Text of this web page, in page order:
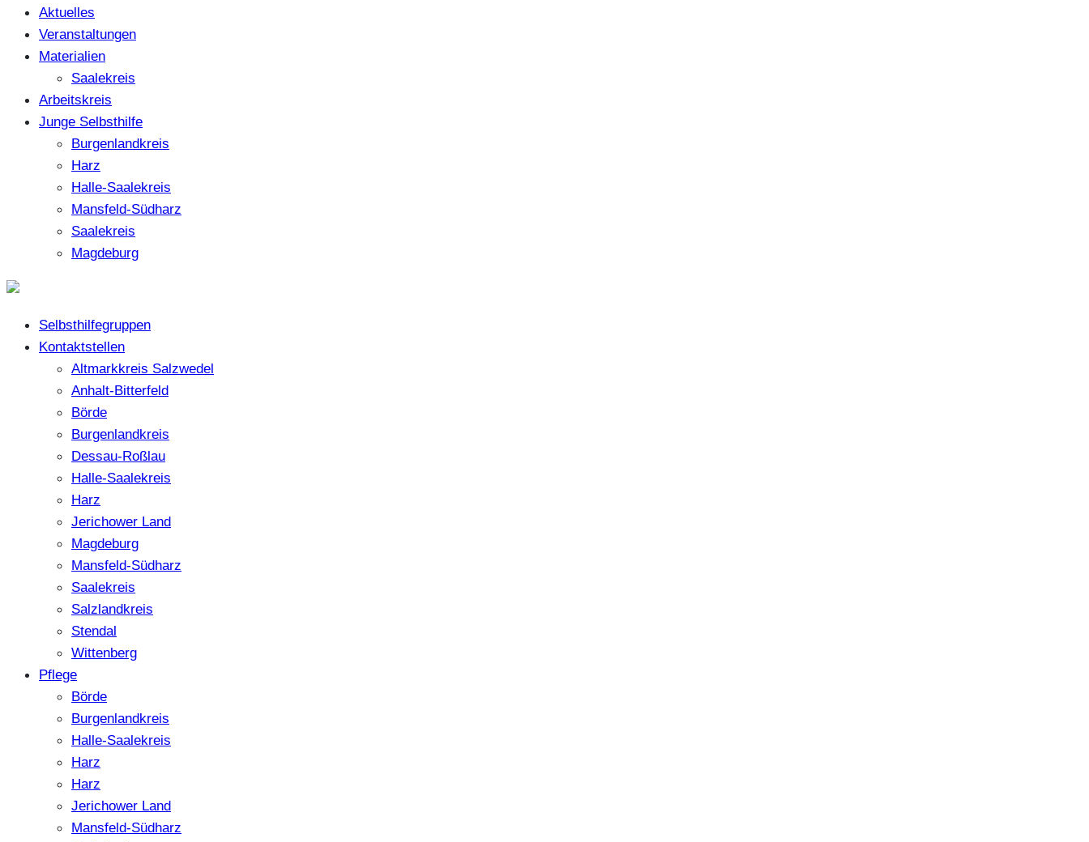
Aktuelles
Veranstaltungen
Materialien
Saalekreis
Arbeitskreis
Junge Selbsthilfe
Burgenlandkreis
Harz
Halle-Saalekreis
Mansfeld-Südharz
Saalekreis
Magdeburg
Selbsthilfegruppen
Kontaktstellen
Altmarkkreis Salzwedel
Anhalt-Bitterfeld
Börde
Burgenlandkreis
Dessau-Roßlau
Halle-Saalekreis
Harz
Jerichower Land
Magdeburg
Mansfeld-Südharz
Saalekreis
Salzlandkreis
Stendal
Wittenberg
Pflege
Börde
Burgenlandkreis
Halle-Saalekreis
Harz
Harz
Jerichower Land
Mansfeld-Südharz